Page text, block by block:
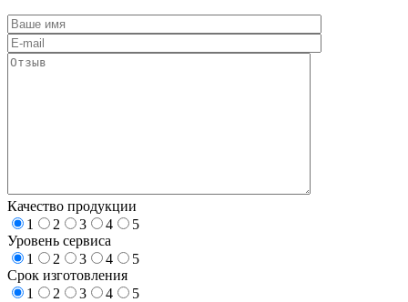
Качество продукции
1
2 3 4
5
Уровень сервиса
1
2 3 4
5
Срок изготовления
1
2 3 4
5